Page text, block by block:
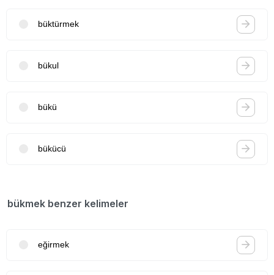
büktürmek
bükul
bükü
bükücü
bükmek benzer kelimeler
eğirmek